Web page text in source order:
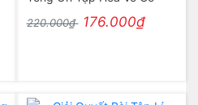
220.000₫ 176.000₫